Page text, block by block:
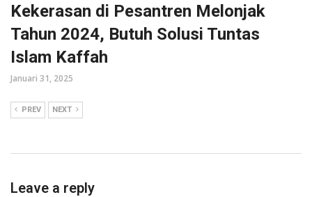
Kekerasan di Pesantren Melonjak
Tahun 2024, Butuh Solusi Tuntas
Islam Kaffah
Januari 31, 2025
PREV NEXT
Leave a reply